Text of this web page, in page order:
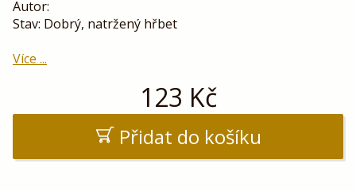
Autor:
Stav: Dobrý, natržený hřbet
Více ...
123 Kč
Přidat do košíku